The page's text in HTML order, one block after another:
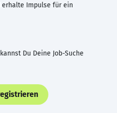
erhalte Impulse für ein
Du Deine Job-Suche